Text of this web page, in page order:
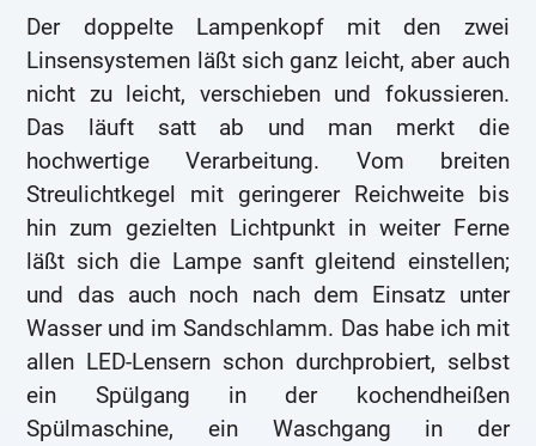
Der doppelte Lampenkopf mit den zwei
Linsensystemen läßt sich ganz leicht, aber auch
nicht zu leicht, verschieben und fokussieren.
Das läuft satt ab und man merkt die
hochwertige Verarbeitung. Vom breiten
Streulichtkegel mit geringerer Reichweite bis
hin zum gezielten Lichtpunkt in weiter Ferne
läßt sich die Lampe sanft gleitend einstellen;
und das auch noch nach dem Einsatz unter
Wasser und im Sandschlamm. Das habe ich mit
allen LED-Lensern schon durchprobiert, selbst
ein Spülgang in der kochendheißen
Spülmaschine, ein Waschgang in der